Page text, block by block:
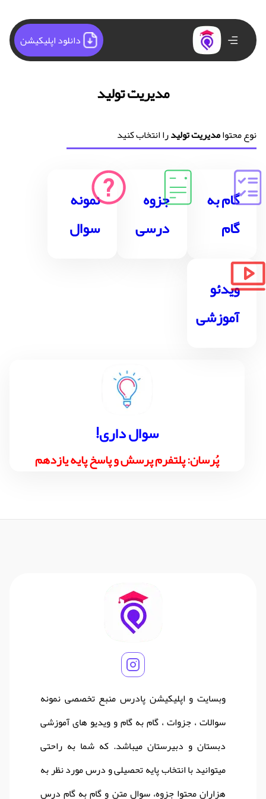
دانلود اپلیکیشن
مدیریت تولید
نوع محتوامدیریت تولیدرا انتخاب کنید
گام به
گام
جزوه
درسی
نمونه
سوال
ویدئو
آموزشی
!سوال داری
پُرسان: پلتفرم پرسش و پاسخ پایه یازدهم
وبسایت و اپلیکیشن پادرس منبع تخصصی نمونه
سوالات ، جزوات ، گام به گام و ویدیو های آموزشی
دبستان و دبیرستان میباشد. که شما به راحتی
میتوانید با انتخاب پایه تحصیلی و درس مورد نظر به
هزاران محتوا جزوه، سوال متن و گام به گام درس